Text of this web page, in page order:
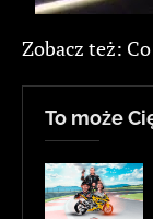
Zobacz też:
To może